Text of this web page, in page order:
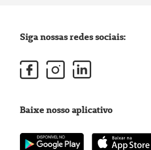
Siga nossas redes sociais:
Baixe nosso aplicativo